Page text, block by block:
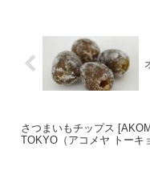
さつまいもチップス
TOKYO（アコメヤ トーキ